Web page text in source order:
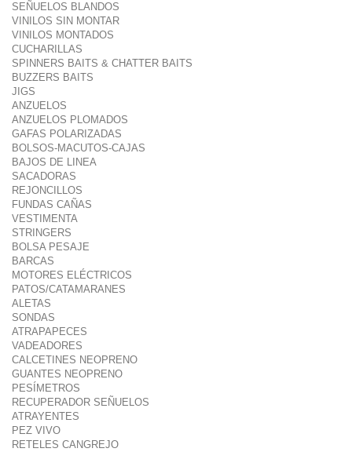
SEÑUELOS BLANDOS
VINILOS SIN MONTAR
VINILOS MONTADOS
CUCHARILLAS
SPINNERS BAITS & CHATTER BAITS
BUZZERS BAITS
JIGS
ANZUELOS
ANZUELOS PLOMADOS
GAFAS POLARIZADAS
BOLSOS-MACUTOS-CAJAS
BAJOS DE LINEA
SACADORAS
REJONCILLOS
FUNDAS CAÑAS
VESTIMENTA
STRINGERS
BOLSA PESAJE
BARCAS
MOTORES ELÉCTRICOS
PATOS/CATAMARANES
ALETAS
SONDAS
ATRAPAPECES
VADEADORES
CALCETINES NEOPRENO
GUANTES NEOPRENO
PESÍMETROS
RECUPERADOR SEÑUELOS
ATRAYENTES
PEZ VIVO
RETELES CANGREJO